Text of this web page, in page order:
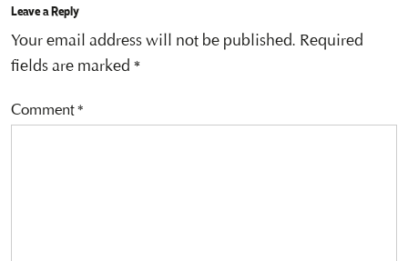
Leave a Reply
Your email address will not be published. Required
fields are marked *
Comment*